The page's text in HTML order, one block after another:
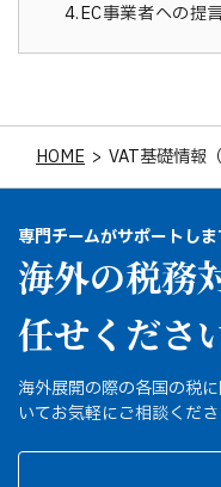
4.EC事業者への提
HOME > VAT基礎情報（
専門チームがサポートし
海外の税務
任せくださ
海外展開の際の各国の税
いてお気軽にご相談くだ